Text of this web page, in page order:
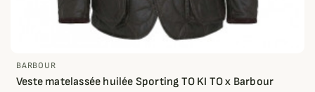
BARBOUR
Veste matelassée huilée Sporting TO KI TO x Barbour